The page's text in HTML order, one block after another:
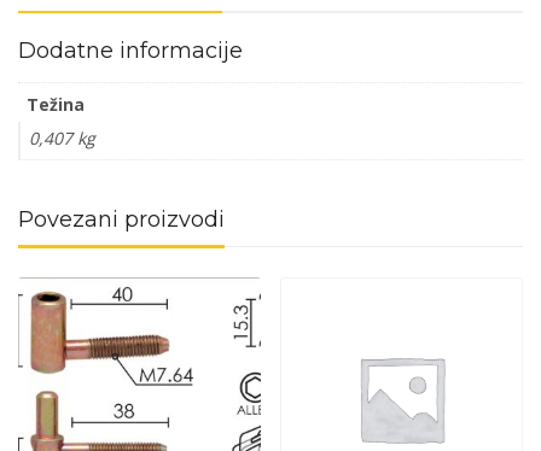
Dodatne informacije
Težina
0,407 kg
Povezani proizvodi